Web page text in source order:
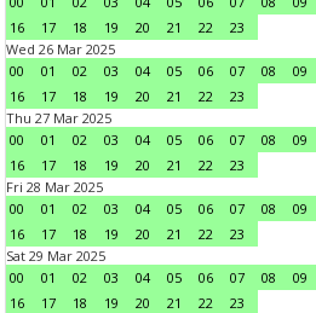
16
17 18 19 20 21 22
23
Wed 26 Mar 2025
00
01 02 03 04 05 06 07 08 09
16
17 18 19 20 21 22
23
Thu 27 Mar 2025
00
01 02 03 04 05 06 07 08 09
16
17 18 19 20 21 22
23
Fri 28 Mar 2025
00
01 02 03 04 05 06 07 08 09
16
17 18 19 20 21 22
23
Sat 29 Mar 2025
00
01 02 03 04 05 06 07 08 09
16
17 18 19 20 21 22
23